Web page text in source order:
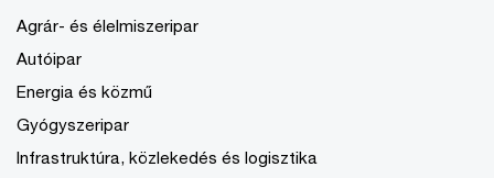
Agrár- és élelmiszeripar
Autóipar
Energia és közmű
Gyógyszeripar
Infrastruktúra, közlekedés és logisztika